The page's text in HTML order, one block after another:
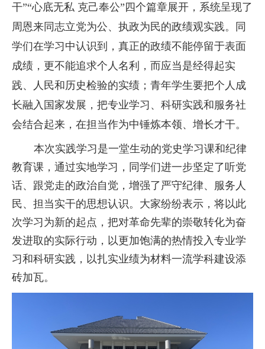
干”“心底无私 克己奉公”四个篇章展开，系统呈现了
周恩来同志立党为公、执政为民的政绩观实践。同
学们在学习中认识到，真正的政绩不能停留于表面
成绩，更不能追求个人名利，而应当是经得起实
践、人民和历史检验的实绩；青年学生要把个人成
长融入国家发展，把专业学习、科研实践和服务社
会结合起来，在担当作为中锤炼本领、增长才干。
本次实践学习是一堂生动的党史学习课和纪律
教育课 ， 通过实地学习， 同学们进一步坚定了听党
话、跟党走的政治自觉，增强了严守纪律、服务人
民、担当实干的思想认识。大家纷纷表示，将以此
次学习为新的起点，把对革命先辈的崇敬转化为奋
发进取的实际行动，以更加饱满的热情投入专业学
习和科研实践， 以扎实业绩为材料一流学科建设添
砖加瓦。